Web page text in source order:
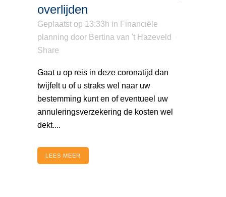
overlijden
Geplaatst op 13:33h in Financiële
planning door Bertina van 't Hazeveld
Share
Gaat u op reis in deze coronatijd dan
twijfelt u of u straks wel naar uw
bestemming kunt en of eventueel uw
annuleringsverzekering de kosten wel
dekt....
LEES MEER